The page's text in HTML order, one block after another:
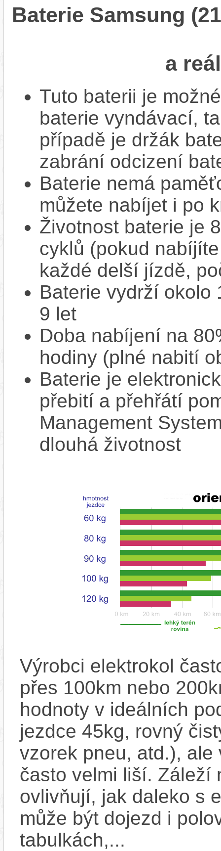
Baterie Samsung
a
Tuto baterii je
baterie vyndávací,
případě je držák
zabrání odcizení
Baterie nemá
můžete nabíjet i po
Životnost baterie je
cyklů (pokud
každé delší jízdě,
Baterie vydrží okolo
9 let
Doba nabíjení na
hodiny (plné nabití
Baterie je
přebití a přehřátí
Management
dlouhá životnost
Výrobci elektrokol
přes 100km nebo
hodnoty v ideálních
jezdce 45kg, rovný
vzorek pneu, atd.),
často velmi liší. Záleží
ovlivňují, jak daleko s
může být dojezd i
tabulkách,...